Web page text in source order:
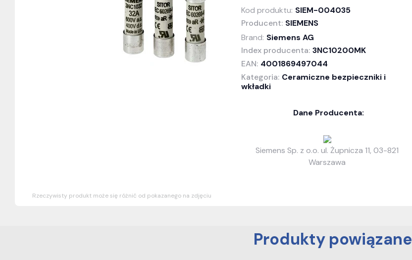
Rzeczywisty produkt może się różnić od pokazanego na zdjęciu
Kod produktu: SIEM-004035
Producent: SIEMENS
Brand: Siemens AG
Index producenta: 3NC10200MK
EAN: 4001869497044
Kategoria: Ceramiczne bezpieczniki i
wkładki
Dane Producenta:
Siemens Sp. z o.o. ul. Żupnicza 11, 03-821
Warszawa
Produkty powiązane